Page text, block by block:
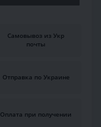
Самовывоз из Укр
почты
Отправка по Украине
Оплата при получении